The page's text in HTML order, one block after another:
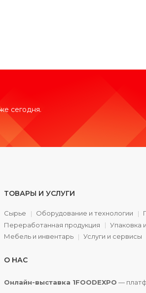
сегодня.
ТОВАРЫ И УСЛУГИ
Сырье Оборудование и технологии
Переработанная продукция
Упаковка
Мебель и инвентарь
Услуги и сервисы
О НАС
Онлайн-выставка 1FOODEXPO —